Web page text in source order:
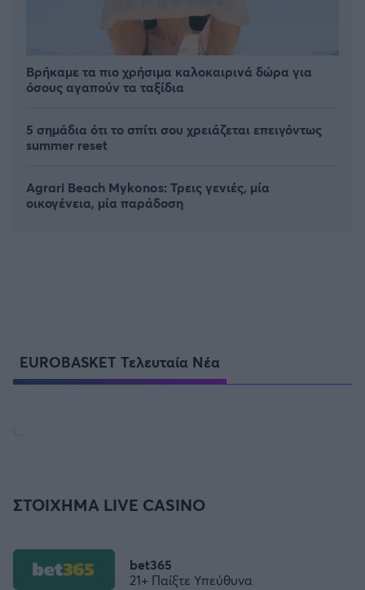
Βρήκαμε τα πιο χρήσιμα καλοκαιρινά δώρα για
όσους αγαπούν τα ταξίδια
5 σημάδια ότι το σπίτι σου χρειάζεται επειγόντως
summer reset
Agrari Beach Mykonos: Τρεις γενιές, μία
οικογένεια, μία παράδοση
EUROBASKET Τελευταία Νέα
ΣΤΟΙΧΗΜΑ LIVE CASINO
bet365
21+ Παίξτε Υπεύθυνα